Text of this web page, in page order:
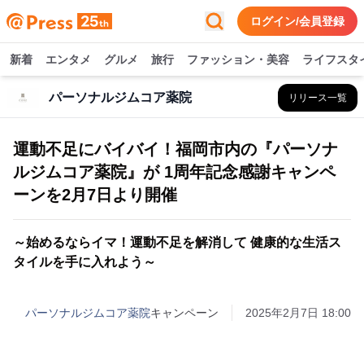
ログイン/会員登録
新着 エンタメ グルメ 旅行 ファッション・美容 ライフスタ
パーソナルジムコア薬院 リリース一覧
運動不足にバイバイ！福岡市内の『パーソナ
ルジムコア薬院』が 1周年記念感謝キャンペ
ーンを2月7日より開催
～始めるならイマ！運動不足を解消して 健康的な生活ス
タイルを手に入れよう～
パーソナルジムコア薬院キャンペーン 2025年2月7日 18:00